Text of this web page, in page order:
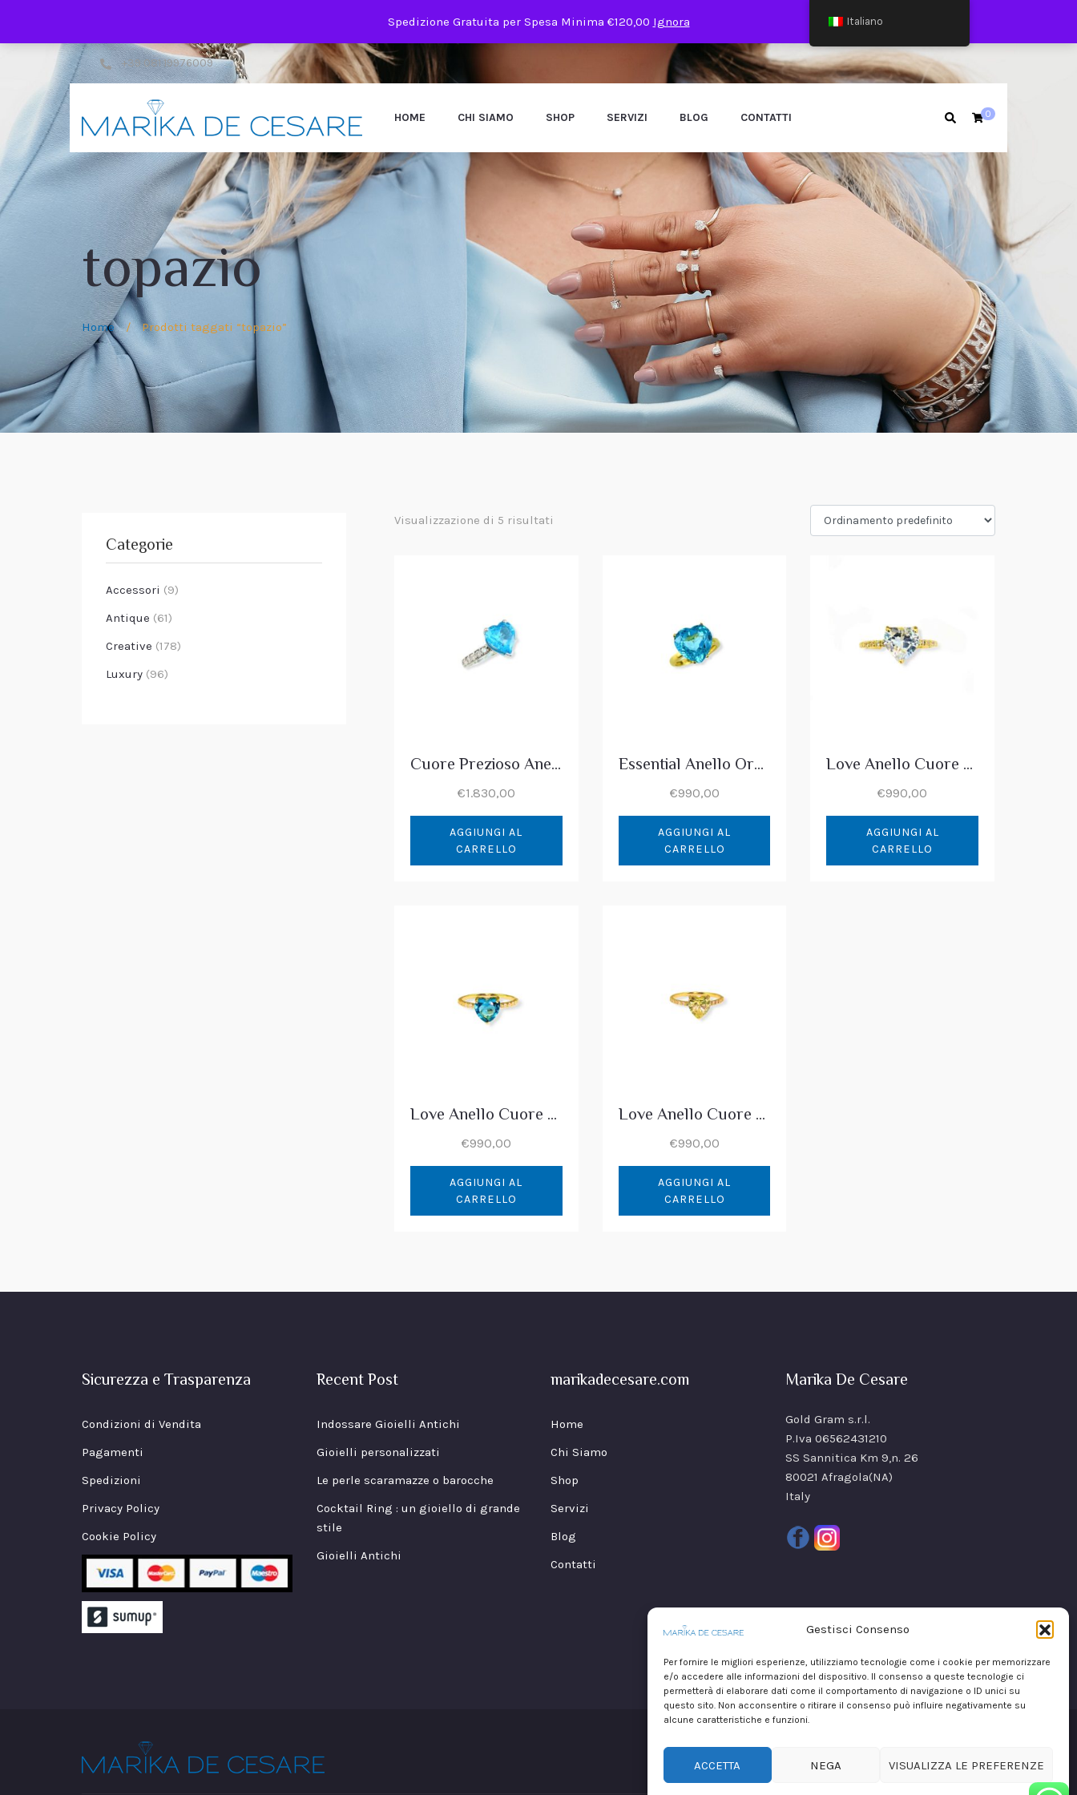
Gestisci Consenso
Per fornire le migliori esperienze, utilizziamo tecnologie come i cookie per memorizzare
e/o accedere alle informazioni del dispositivo. Il consenso a queste tecnologie ci
permetterà di elaborare dati come il comportamento di navigazione o ID unici su
questo sito. Non acconsentire o ritirare il consenso può influire negativamente su
alcune caratteristiche e funzioni.
ACCETTA NEGA VISUALIZZA LE PREFERENZE
Spedizione Gratuita per Spesa Minima €120,00 Ignora
+39 081 19976009
HOME CHI SIAMO SHOP SERVIZI BLOG CONTATTI 0
topazio
Home / Prodotti taggati “topazio”
Visualizzazione di 5 risultati
Cuore Prezioso Anello Oro & Diamanti
€1.830,00
AGGIUNGI AL
CARRELLO
Essential Anello Oro & Topazio Taglio a Cuore
€990,00
AGGIUNGI AL
CARRELLO
Love Anello Cuore Topazio & Diamanti
€990,00
AGGIUNGI AL
CARRELLO
Love Anello Cuore Topazio Blu & Diamanti
€990,00
AGGIUNGI AL
CARRELLO
Love Anello Cuore Topazio Verde & Diamanti
€990,00
AGGIUNGI AL
CARRELLO
Categorie
Accessori (9)
Antique (61)
Creative (178)
Luxury (96)
Sicurezza e Trasparenza
Condizioni di Vendita
Pagamenti
Spedizioni
Privacy Policy
Cookie Policy
Recent Post
Indossare Gioielli Antichi
Gioielli personalizzati
Le perle scaramazze o barocche
Cocktail Ring : un gioiello di grande
stile
Gioielli Antichi
marikadecesare.com
Home
Chi Siamo
Shop
Servizi
Blog
Contatti
Marika De Cesare
Gold Gram s.r.l.
P.Iva 06562431210
SS Sannitica Km 9,n. 26
80021 Afragola(NA)
Italy
Italiano